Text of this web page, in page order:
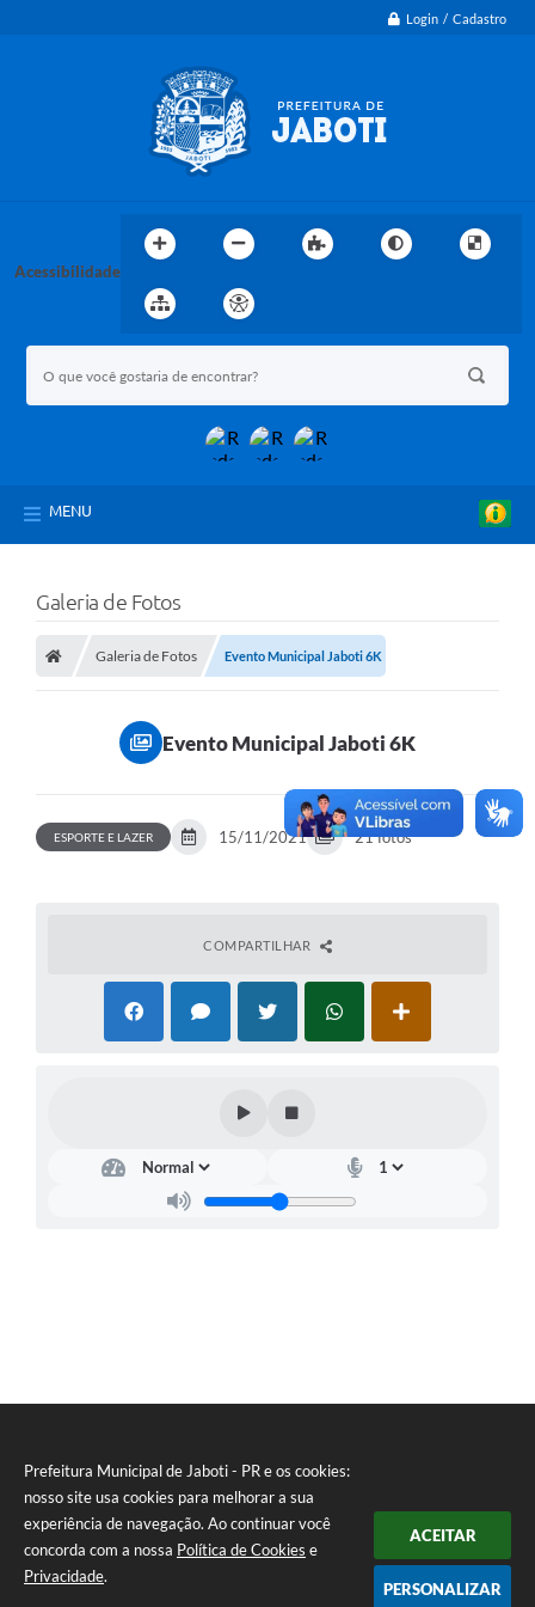
Prefeitura Municipal de Jaboti - PR e os cookies:
nosso site usa cookies para melhorar a sua
experiência de navegação. Ao continuar você
concorda com a nossa Política de Cookies e
Privacidade.
ACEITAR
PERSONALIZAR
Login / Cadastro
Acessibilidade
MENU
Galeria de Fotos
Galeria de Fotos Evento Municipal Jaboti 6K
Evento Municipal Jaboti 6K
ESPORTE E LAZER 15/11/2021 21 fotos
COMPARTILHAR